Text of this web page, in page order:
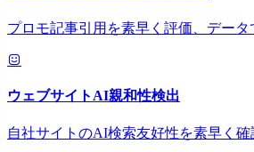
プロモ記事引用を素早く評価、デー
ウェブサイトAI親和性検出
自社サイトのAI検索友好性を素早く